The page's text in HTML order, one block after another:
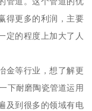
得更多的利润，主要
定的程度上加大了人
金等行业，想了解更
下耐磨陶瓷管道运用
及到很多的领域有电